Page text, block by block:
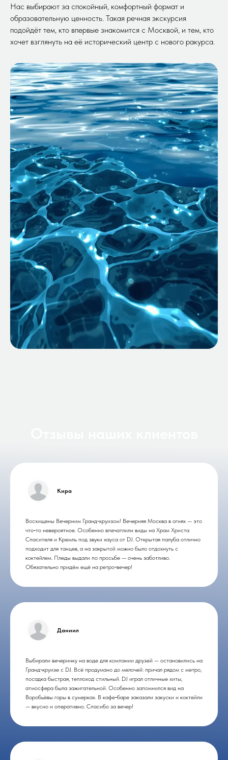
Нас выбирают за спокойный, комфортный формат и
образовательную ценность. Такая речная экскурсия
подойдёт тем, кто впервые знакомится с Москвой, и тем, кто
хочет взглянуть на её исторический центр с нового ракурса.
Кира
Восхищены Вечерним Гранд‑круизом! Вечерняя Москва в огнях — это
что‑то невероятное. Особенно впечатлили виды на Храм Христа
Спасителя и Кремль под звуки хауса от DJ. Открытая палуба отлично
подходит для танцев, а на закрытой можно было отдохнуть с
коктейлем. Пледы выдали по просьбе — очень заботливо.
Обязательно придём ещё на ретро‑вечер!
Даниил
Выбирали вечеринку на воде для компании друзей — остановились на
Гранд‑круизе с DJ. Всё продумано до мелочей: причал рядом с метро,
посадка быстрая, теплоход стильный. DJ играл отличные хиты,
атмосфера была зажигательной. Особенно запомнился вид на
Воробьёвы горы в сумерках. В кафе‑баре заказали закуски и коктейли
— вкусно и оперативно. Спасибо за вечер!